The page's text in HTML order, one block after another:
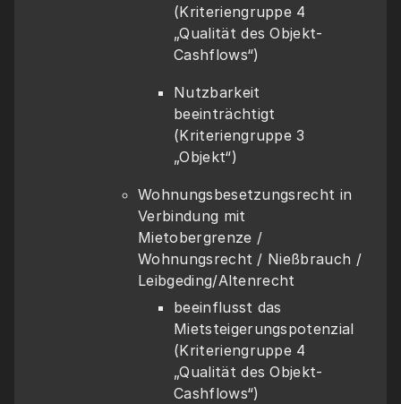
(Kriteriengruppe 4
„Qualität des Objekt-
Cashflows“)
Nutzbarkeit
beeinträchtigt
(Kriteriengruppe 3
„Objekt“)
Wohnungsbesetzungsrecht in
Verbindung mit
Mietobergrenze /
Wohnungsrecht / Nießbrauch /
Leibgeding/Altenrecht
beeinflusst das
Mietsteigerungspotenzial
(Kriteriengruppe 4
„Qualität des Objekt-
Cashflows“)